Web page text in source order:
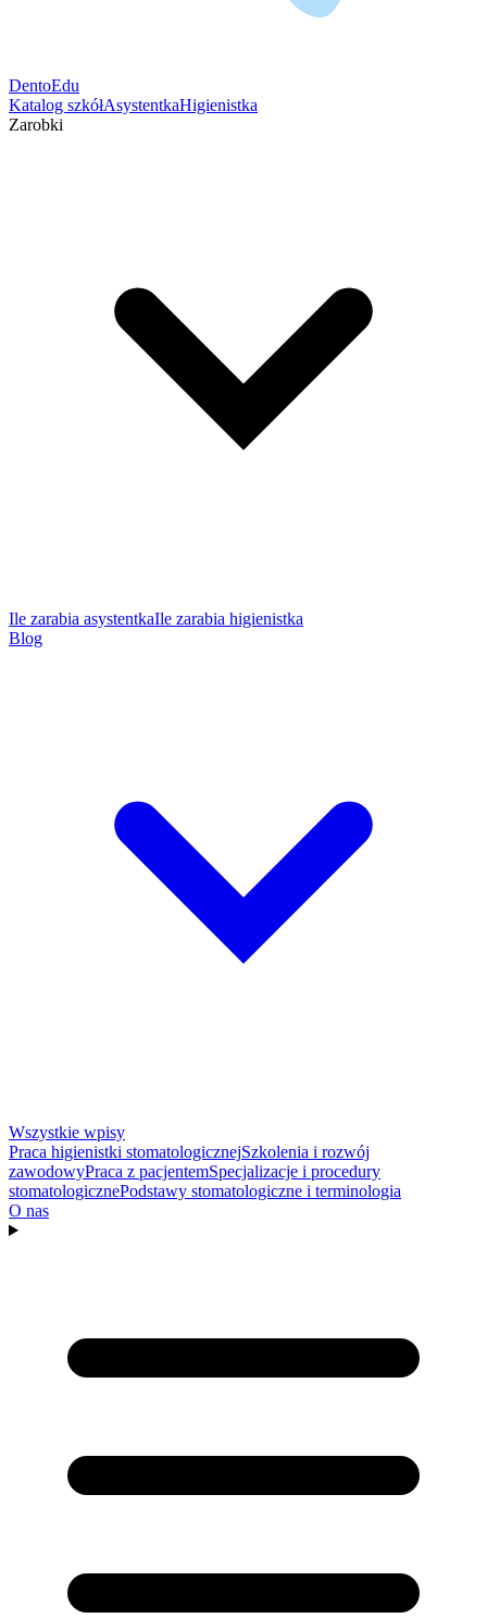
DentoEdu
Katalog szkółAsystentkaHigienistka
Zarobki
Ile zarabia asystentkaIle zarabia higienistka
Blog
Wszystkie wpisy
Praca higienistki stomatologicznejSzkolenia i rozwój
zawodowyPraca z pacjentemSpecjalizacje i procedury
stomatologicznePodstawy stomatologiczne i terminologia
O nas